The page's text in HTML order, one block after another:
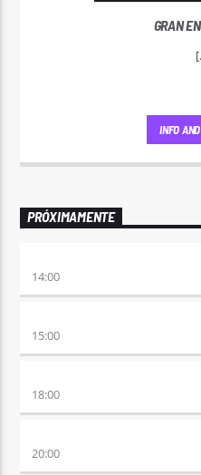
GRAN
INFO
PRÓXIMAMENTE
14:00
15:00
18:00
20:00